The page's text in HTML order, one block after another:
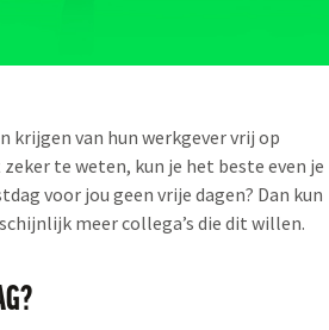
krijgen van hun werkgever vrij op
te weten, kun je het beste even je
voor jou geen vrije dagen? Dan kun
meer collega’s die dit willen.